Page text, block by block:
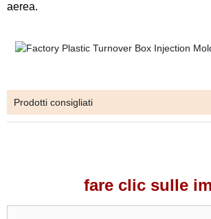
aerea.
Prodotti consigliati
fare clic sulle